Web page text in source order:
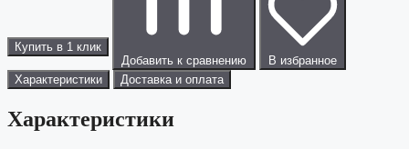
Купить в 1 клик
Добавить к сравнению
В избранное
Характеристики
Доставка и оплата
Характеристики